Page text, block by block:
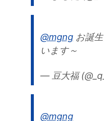
@mgngお誕
います～
— 豆大福
@mgng